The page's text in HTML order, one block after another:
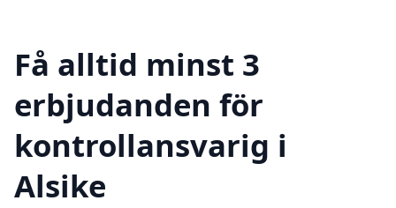
Få alltid minst 3
erbjudanden för
kontrollansvarig i
Alsike